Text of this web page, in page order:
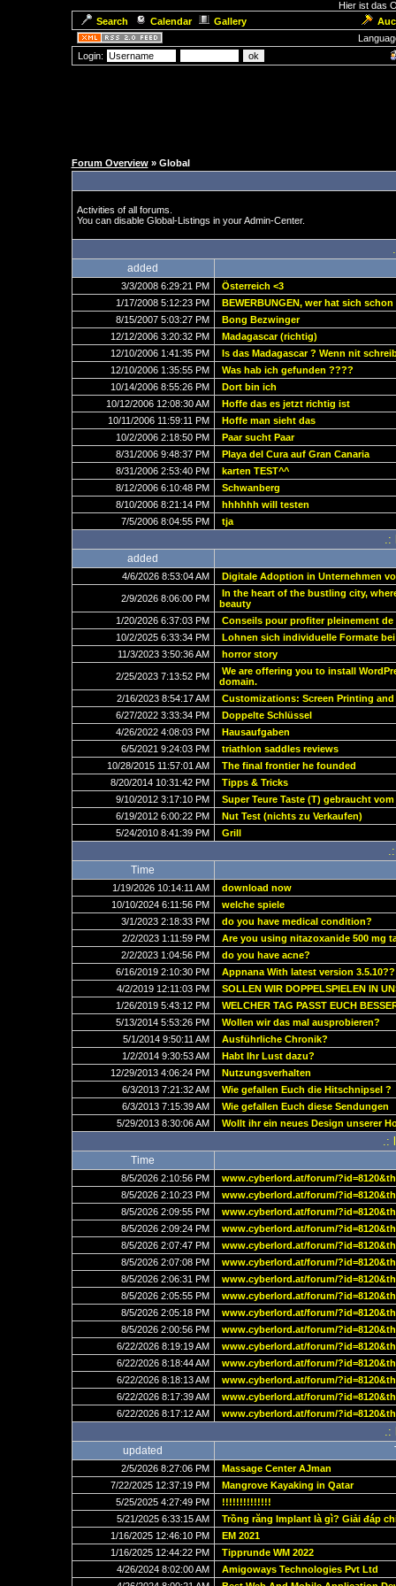
Hier ist das
Search
Calendar Gallery
Login:
Forum Overview» Global
Activities of all forums.
You can disable Global-Listings in your Admin-Center.
added
3/3/2008 6:29:21 PM
Österreich <3
1/17/2008 5:12:23 PM
BEWERBUNGEN, wer hat sich
8/15/2007 5:03:27 PM
Bong Bezwinger
12/12/2006 3:20:32 PM
Madagascar (richtig)
12/10/2006 1:41:35 PM
Is das Madagascar ? Wenn nit
12/10/2006 1:35:55 PM
Was hab ich gefunden ????
10/14/2006 8:55:26 PM
Dort bin ich
10/12/2006 12:08:30 AM
Hoffe das es jetzt richtig ist
10/11/2006 11:59:11 PM
Hoffe man sieht das
10/2/2006 2:18:50 PM
Paar sucht Paar
8/31/2006 9:48:37 PM
Playa del Cura auf Gran Canaria
8/31/2006 2:53:40 PM
karten TEST^^
8/12/2006 6:10:48 PM
Schwanberg
8/10/2006 8:21:14 PM
hhhhhh will testen
7/5/2006 8:04:55 PM
tja
.:
added
4/6/2026 8:53:04 AM Digitale Adoption in Unternehmen
2/9/2026 8:06:00 PM
In the heart of the bustling city,
beauty
1/20/2026 6:37:03 PM
Conseils pour profiter pleinement de
10/2/2025 6:33:34 PM
Lohnen sich individuelle Formate
11/3/2023 3:50:36 AM
horror story
2/25/2023 7:13:52 PM
We are offering you to install
domain.
2/16/2023 8:54:17 AM
Customizations: Screen Printing and
6/27/2022 3:33:34 PM
Doppelte Schlüssel
4/26/2022 4:08:03 PM
Hausaufgaben
6/5/2021 9:24:03 PM
triathlon saddles reviews
10/28/2015 11:57:01 AM
The final frontier he founded
8/20/2014 10:31:42 PM
Tipps & Tricks
9/10/2012 3:17:10 PM
Super Teure Taste (T) gebraucht
6/19/2012 6:00:22 PM
Nut Test (nichts zu Verkaufen)
5/24/2010 8:41:39 PM
Grill
Time
1/19/2026 10:14:11 AM
download now
10/10/2024 6:11:56 PM
welche spiele
3/1/2023 2:18:33 PM
do you have medical condition?
2/2/2023 1:11:59 PM
Are you using nitazoxanide 500 mg
2/2/2023 1:04:56 PM
do you have acne?
6/16/2019 2:10:30 PM
Appnana With latest version 3.5.10??
4/2/2019 12:11:03 PM
SOLLEN WIR DOPPELSPIELEN IN
1/26/2019 5:43:12 PM
WELCHER TAG PASST EUCH
5/13/2014 5:53:26 PM
Wollen wir das mal ausprobieren?
5/1/2014 9:50:11 AM
Ausführliche Chronik?
1/2/2014 9:30:53 AM
Habt Ihr Lust dazu?
12/29/2013 4:06:24 PM
Nutzungsverhalten
6/3/2013 7:21:32 AM
Wie gefallen Euch die Hitschnipsel ?
6/3/2013 7:15:39 AM
Wie gefallen Euch diese Sendungen
5/29/2013 8:30:06 AM
Wollt ihr ein neues Design unserer
.:
Time
8/5/2026 2:10:56 PM
www.cyberlord.at/forum/
8/5/2026 2:10:23 PM
www.cyberlord.at/forum/
8/5/2026 2:09:55 PM
www.cyberlord.at/forum/
8/5/2026 2:09:24 PM
www.cyberlord.at/forum/
8/5/2026 2:07:47 PM
www.cyberlord.at/forum/
8/5/2026 2:07:08 PM
www.cyberlord.at/forum/
8/5/2026 2:06:31 PM
www.cyberlord.at/forum/
8/5/2026 2:05:55 PM
www.cyberlord.at/forum/
8/5/2026 2:05:18 PM
www.cyberlord.at/forum/
8/5/2026 2:00:56 PM
www.cyberlord.at/forum/
6/22/2026 8:19:19 AM
www.cyberlord.at/forum/
6/22/2026 8:18:44 AM
www.cyberlord.at/forum/
6/22/2026 8:18:13 AM
www.cyberlord.at/forum/
6/22/2026 8:17:39 AM
www.cyberlord.at/forum/
6/22/2026 8:17:12 AM
www.cyberlord.at/forum/
.:
updated
2/5/2026 8:27:06 PM
Massage Center AJman
7/22/2025 12:37:19 PM
Mangrove Kayaking in Qatar
5/25/2025 4:27:49 PM
!!!!!!!!!!!!!!
5/21/2025 6:33:15 AM
Trồng răng Implant là gì? Giải đáp
1/16/2025 12:46:10 PM
EM 2021
1/16/2025 12:44:22 PM
Tipprunde WM 2022
4/26/2024 8:02:00 AM
Amigoways Technologies Pvt Ltd